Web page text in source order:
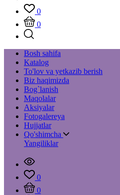
0
0
Bosh sahifa
Katalog
To'lov va yetkazib berish
Biz haqimizda
Bog`lanish
Maqolalar
Aksiyalar
Fotogalereya
Hujjatlar
Qo'shimcha
Yangiliklar
0
0